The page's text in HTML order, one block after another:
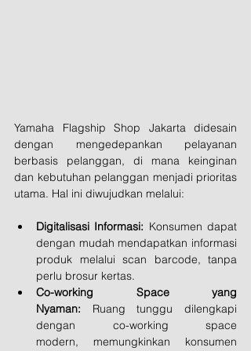
Yamaha Flagship Shop Jakarta didesain
dengan mengedepankan pelayanan
berbasis pelanggan, di mana keinginan
dan kebutuhan pelanggan menjadi prioritas
utama. Hal ini diwujudkan melalui:
Digitalisasi Informasi: Konsumen dapat
dengan mudah mendapatkan informasi
produk melalui scan barcode, tanpa
perlu brosur kertas.
Co-working Space yang
Nyaman: Ruang tunggu dilengkapi
dengan co-working space
modern, memungkinkan konsumen